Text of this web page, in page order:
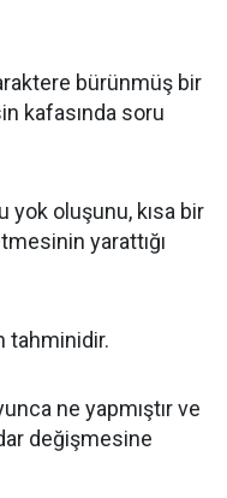
bürünmüş bir
kafasında soru
oluşunu, kısa bir
yarattığı
tahminidir.
ne yapmıştır ve
değişmesine